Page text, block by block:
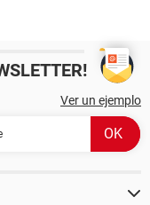
Ver un ejemplo